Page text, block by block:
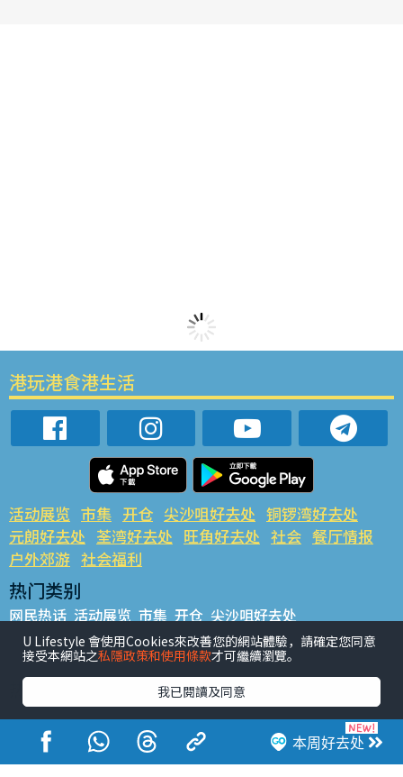
本周好去处
港玩港食港生活
活动展览 市集 开仓 尖沙咀好去处 铜锣湾好去处
元朗好去处 荃湾好去处 旺角好去处 社会 餐厅情报
户外郊游 社会福利
热门类别
网民热话 活动展览 市集 开仓 尖沙咀好去处
铜锣湾好去处 元朗好去处 荃湾好去处 旺角好去处 社会
餐厅情报 户外郊游
热门标签
#UGO揾好去处 #人气活动推介 #美食社群热话
#亲子玩乐好去处
#ULifestyle应用程式
#限时抢
#UJetso礼物放送
#ULifestyle商户中心 #著数 #网络热话
U Lifestyle 會使用Cookies來改善您的網站體驗，請確定您同意
接受本網站之私隱政策和使用條款才可繼續瀏覽。
我已閱讀及同意